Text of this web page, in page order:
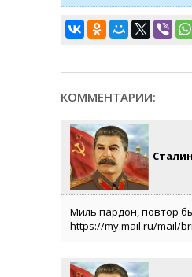
КОММЕНТАРИИ:
Сталин
Миль пардон, повтор
https://my.mail.ru/mail/